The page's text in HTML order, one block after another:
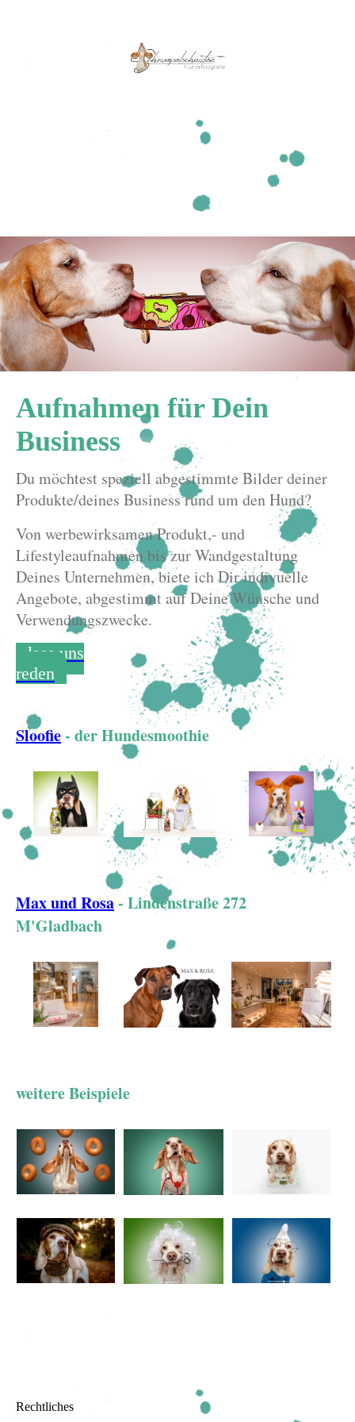
Aufnahmen für Dein
Business
Du möchtest speziell abgestimmte Bilder deiner
Produkte/deines Business rund um den Hund?
Von werbewirksamen Produkt,- und
Lifestyleaufnahmen bis zur Wandgestaltung
Deines Unternehmen, biete ich Dir indivuelle
Angebote, abgestimmt auf Deine Wünsche und
Verwendungszwecke.
lass uns
reden
Sloofie - der Hundesmoothie
Max und Rosa - Lindenstraße 272
M'Gladbach
weitere Beispiele
Rechtliches